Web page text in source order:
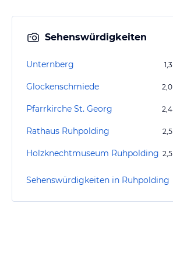
Sehenswürdigkeiten
Unternberg 1,3
Glockenschmiede 2,0
Pfarrkirche St. Georg 2,4
Rathaus Ruhpolding 2,5
Holzknechtmuseum Ruhpolding 2,5
Sehenswürdigkeiten in Ruhpolding